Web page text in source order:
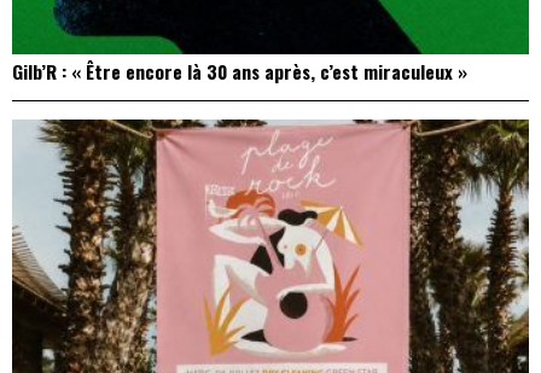
Gilb’R : « Être encore là 30 ans après, c’est miraculeux »